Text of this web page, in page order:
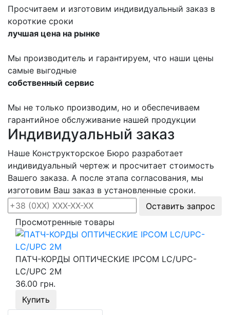
Просчитаем и изготовим индивидуальный заказ в
короткие сроки
лучшая цена на рынке
Мы производитель и гарантируем, что наши цены
самые выгодные
собственный сервис
Мы не только производим, но и обеспечиваем
гарантийное обслуживание нашей продукции
Индивидуальный заказ
Наше Конструкторское Бюро разработает
индивидуальный чертеж и просчитает стоимость
Вашего заказа. А после этапа согласования, мы
изготовим Ваш заказ в установленные сроки.
Оставить запрос
Просмотренные товары
ПАТЧ-КОРДЫ ОПТИЧЕСКИЕ IPCOM LC/UPC-
LC/UPC 2M
36.00 грн.
Купить